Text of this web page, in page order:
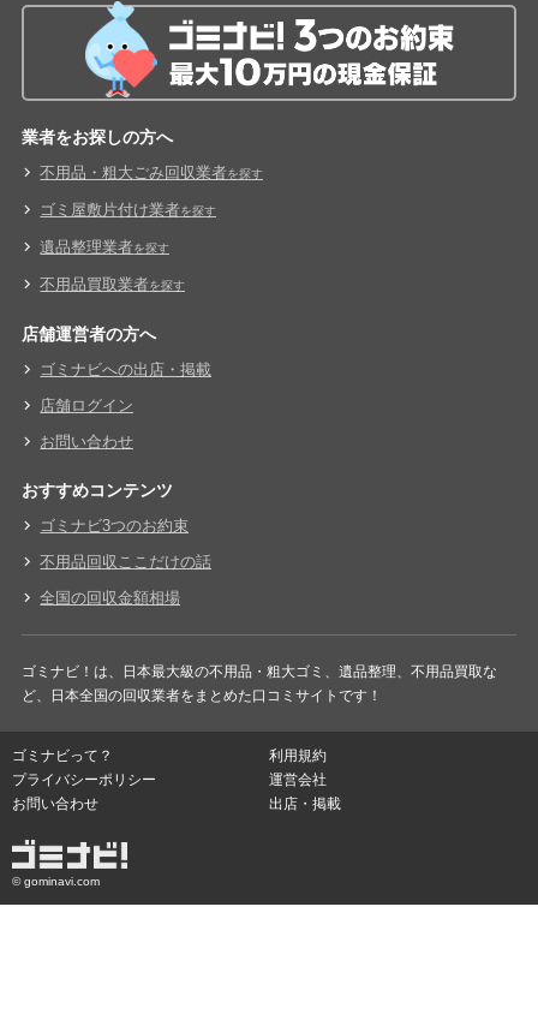
業者をお探しの方へ
不用品・粗大ごみ回収業者を探す
ゴミ屋敷片付け業者を探す
遺品整理業者を探す
不用品買取業者を探す
店舗運営者の方へ
ゴミナビへの出店・掲載
店舗ログイン
お問い合わせ
おすすめコンテンツ
ゴミナビ3つのお約束
不用品回収ここだけの話
全国の回収金額相場
ゴミナビ！は、日本最大級の不用品・粗大ゴミ、遺品整理、不用品買取な
ど、日本全国の回収業者をまとめた口コミサイトです！
ゴミナビって？
利用規約
プライバシーポリシー
運営会社
お問い合わせ
出店・掲載
© gominavi.com